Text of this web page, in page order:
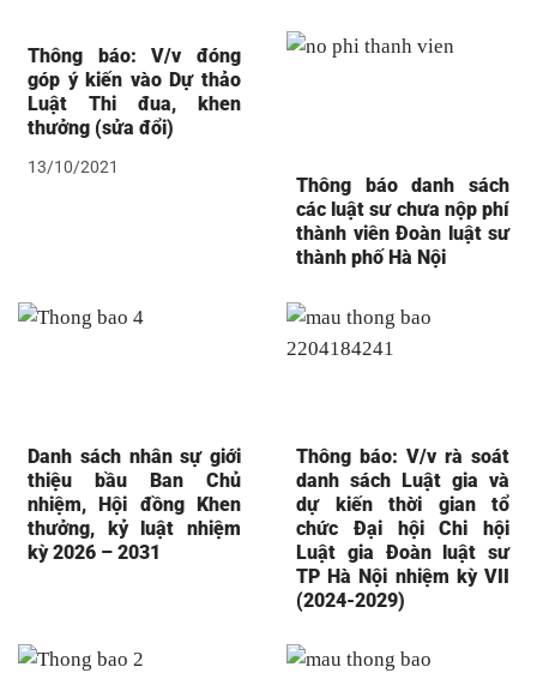
Thông báo: V/v đóng
góp ý kiến vào Dự thảo
Luật Thi đua, khen
thưởng (sửa đổi)
13/10/2021
Thông báo danh sách
các luật sư chưa nộp phí
thành viên Đoàn luật sư
thành phố Hà Nội
Danh sách nhân sự giới
thiệu bầu Ban Chủ
nhiệm, Hội đồng Khen
thưởng, kỷ luật nhiệm
kỳ 2026 – 2031
Thông báo: V/v rà soát
danh sách Luật gia và
dự kiến thời gian tổ
chức Đại hội Chi hội
Luật gia Đoàn luật sư
TP Hà Nội nhiệm kỳ VII
(2024-2029)